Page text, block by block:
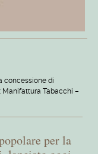
concessione di
Tabacchi –
per la